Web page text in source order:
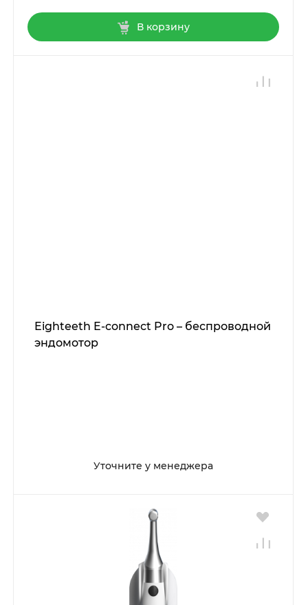
В корзину
Eighteeth E-connect Pro – беспроводной
эндомотор
Уточните у менеджера